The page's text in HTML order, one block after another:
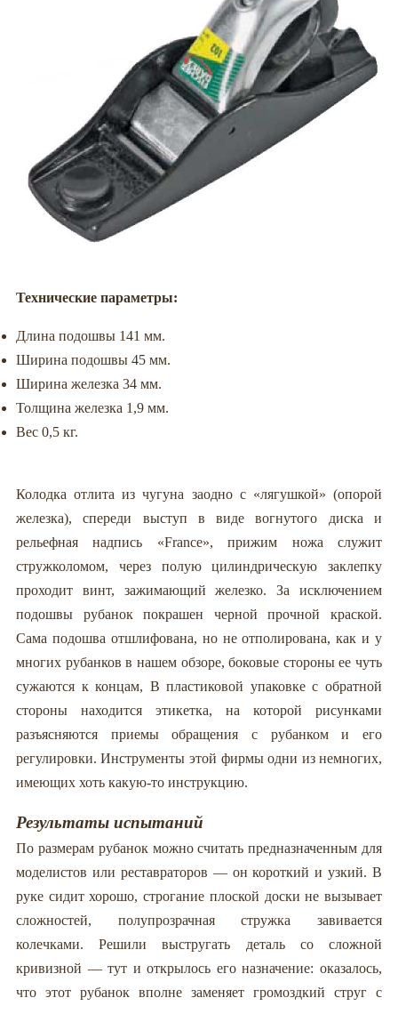
Технические параметры:
Длина подошвы 141 мм.
Ширина подошвы 45 мм.
Ширина железка 34 мм.
Толщина железка 1,9 мм.
Вес 0,5 кг.
Колодка отлита из чугуна заодно с «лягушкой» (опорой
железка), спереди выступ в виде вогнутого диска и
рельефная надпись «France», прижим ножа служит
стружколомом, через полую цилиндрическую заклепку
проходит винт, зажимающий железко. За исключением
подошвы рубанок покрашен черной прочной краской.
Сама подошва отшлифована, но не отполирована, как и у
многих рубанков в нашем обзоре, боковые стороны ее чуть
сужаются к концам, В пластиковой упаковке с обратной
стороны находится этикетка, на которой рисунками
разъясняются приемы обращения с рубанком и его
регулировки. Инструменты этой фирмы одни из немногих,
имеющих хоть какую-то инструкцию.
Результаты испытаний
По размерам рубанок можно считать предназначенным для
моделистов или реставраторов — он короткий и узкий. В
руке сидит хорошо, строгание плоской доски не вызывает
сложностей, полупрозрачная стружка завивается
колечками. Решили выстругать деталь со сложной
кривизной — тут и открылось его назначение: оказалось,
что этот рубанок вполне заменяет громоздкий струг с